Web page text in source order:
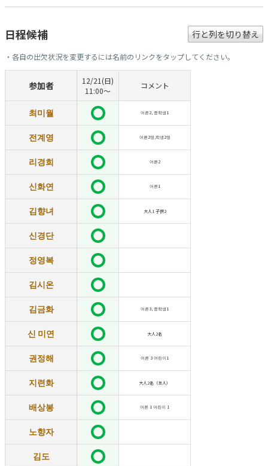
日程候補 行と列を切り替え
・各自の出欠状況を変更するには名前のリンクをタップしてください。
参加者
12/21(日)
11:00～
コメント
최미월 어른2, 중학생1
전계영 어른2명,학생2명
리경희 어른2
신화연 어른1
김향녀 大人1 子供2
신경단
정영복
김시온
김금화 어른3, 중학생1
신 미연 大人2名
권정해 어른 3 어린이1
지련화 大人2名（友人）
배상봉 어른 1 어린이 1
노향자
김도